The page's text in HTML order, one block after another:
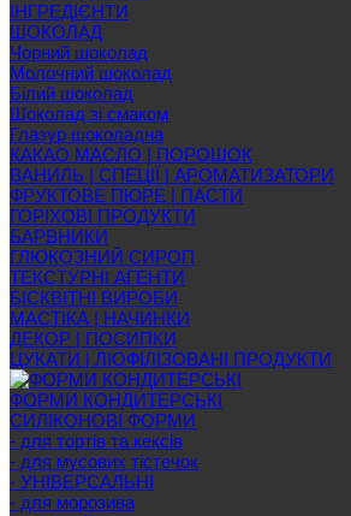
ІНГРЕДІЄНТИ
ШОКОЛАД
Чорний шоколад
Молочний шоколад
Білий шоколад
Шоколад зі смаком
Глазур шоколадна
КАКАО МАСЛО | ПОРОШОК
ВАНИЛЬ | СПЕЦІЇ | АРОМАТИЗАТОРИ
ФРУКТОВЕ ПЮРЕ | ПАСТИ
ГОРІХОВІ ПРОДУКТИ
БАРВНИКИ
ГЛЮКОЗНИЙ СИРОП
ТЕКСТУРНІ АГЕНТИ
БІСКВІТНІ ВИРОБИ
МАСТІКА | НАЧИНКИ
ДЕКОР | ПОСИПКИ
ЦУКАТИ | ЛІОФІЛІЗОВАНІ ПРОДУКТИ
ФОРМИ КОНДИТЕРСЬКІ
СИЛІКОНОВІ ФОРМИ
- для тортів та кексів
- для мусових тістечок
- УНІВЕРСАЛЬНІ
- для морозива